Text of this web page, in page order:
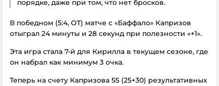
порядке, даже при том, что нет бросков.
В победном (5:4, ОТ) матче с «Баффало» Капризов
отыграл 24 минуты и 28 секунд при полезности «+1».
Эта игра стала 7-й для Кирилла в текущем сезоне, где
он набрал как минимум 3 очка.
Теперь на счету Капризова 55 (25+30) результативных